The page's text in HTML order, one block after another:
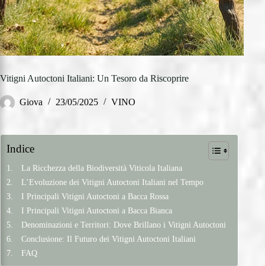
Vitigni Autoctoni Italiani: Un Tesoro da Riscoprire
Giova 23/05/2025 VINO
Indice
La Ricchezza della Biodiversità Viticola Italiana
L’Evoluzione dei Vitigni Autoctoni Italiani nel Tempo
I Principali Vitigni Autoctoni a Bacca Rossa
I Principali Vitigni Autoctoni a Bacca Bianca
Denominazioni e Territori: Dove Brillano i Vitigni Autoctoni
Conclusione: Il Futuro dei Vitigni Autoctoni Italiani
FAQ